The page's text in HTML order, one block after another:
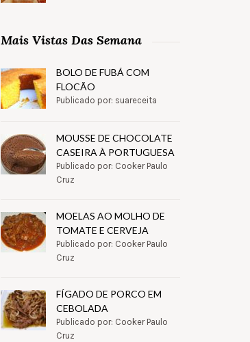
Mais Vistas Das Semana
BOLO DE FUBÁ COM
FLOCÃO
Publicado por: suareceita
MOUSSE DE CHOCOLATE
CASEIRA À PORTUGUESA
Publicado por: Cooker Paulo
Cruz
MOELAS AO MOLHO DE
TOMATE E CERVEJA
Publicado por: Cooker Paulo
Cruz
FÍGADO DE PORCO EM
CEBOLADA
Publicado por: Cooker Paulo
Cruz